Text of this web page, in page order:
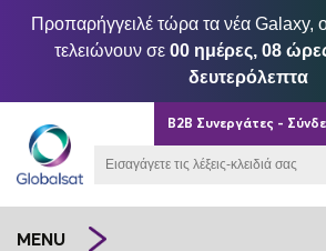
Προπαρήγγειλέ τώρα τα νέα Galaxy,
τελειώνουν σε 00 ημέρες, 08
δευτερόλεπτα
B2B Συνεργάτες -
MENU